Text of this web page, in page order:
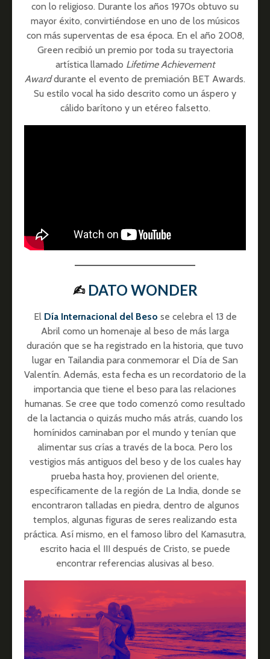
con lo religioso. Durante los años 1970s obtuvo su
mayor éxito, convirtiéndose en uno de los músicos
con más superventas de esa época. En el año 2008,
Green recibió un premio por toda su trayectoria
artística llamado Lifetime Achievement
Awarddurante el evento de premiación BET Awards.
Su estilo vocal ha sido descrito como un áspero y
cálido barítono y un etéreo falsetto.
✍︎ DATO WONDER
El Día Internacional del Beso se celebra el 13 de
Abril como un homenaje al beso de más larga
duración que se ha registrado en la historia, que tuvo
lugar en Tailandia para conmemorar el Día de San
Valentín. Además, esta fecha es un recordatorio de la
importancia que tiene el beso para las relaciones
humanas. Se cree que todo comenzó como resultado
de la lactancia o quizás mucho más atrás, cuando los
homínidos caminaban por el mundo y tenían que
alimentar sus crías a través de la boca. Pero los
vestigios más antiguos del beso y de los cuales hay
prueba hasta hoy, provienen del oriente,
específicamente de la región de La India, donde se
encontraron talladas en piedra, dentro de algunos
templos, algunas figuras de seres realizando esta
práctica. Así mismo, en el famoso libro del Kamasutra,
escrito hacia el III después de Cristo, se puede
encontrar referencias alusivas al beso.